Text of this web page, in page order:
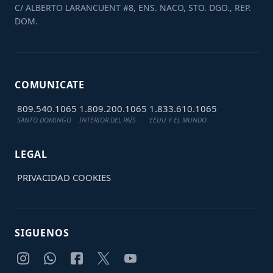
C/ ALBERTO LARANCUENT #8, ENS. NACO, STO. DGO., REP.
DOM.
COMUNICATE
809.540.1065
SANTO DOMINGO
1.809.200.1065
INTERIOR DEL PAÍS
1.833.610.1065
EEUU Y EL MUNDO
LEGAL
PRIVACIDAD COOKIES
SIGUENOS